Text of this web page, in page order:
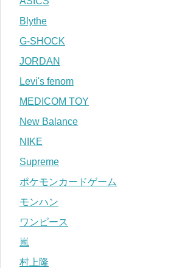
Blythe
G-SHOCK
JORDAN
Levi's fenom
MEDICOM TOY
New Balance
NIKE
Supreme
ポケモンカードゲーム
モンハン
ワンピース
嵐
村上隆